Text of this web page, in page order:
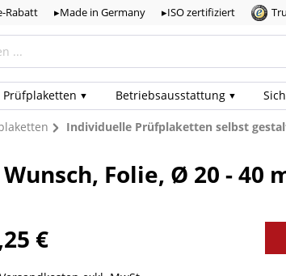
Rabatt ▸Made in Germany ▸ISO zertifiziert
Prüf­plaketten Betriebs­ausstattung
Individuelle Prüfplaketten selbst
Folie, Ø 20 - 40
€